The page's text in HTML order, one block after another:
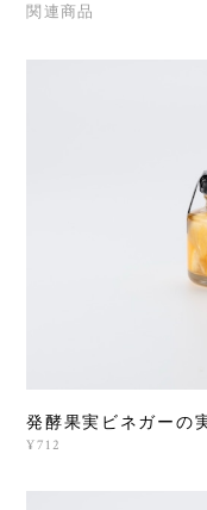
関連商品
発酵果実ビネガー
¥712